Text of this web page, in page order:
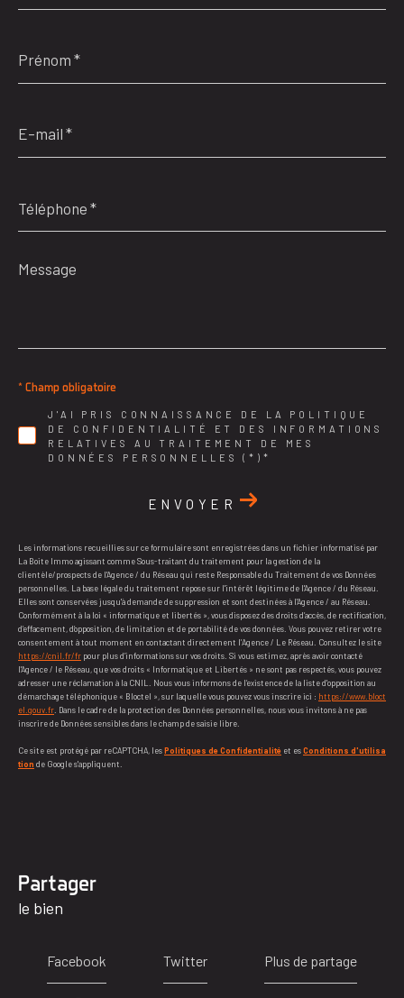
*
mail
*
*
Message
*
J'AI PRIS CONNAISSANCE DE LA POLITIQUE
DE CONFIDENTIALITÉ ET DES INFORMATIONS
RELATIVES AU TRAITEMENT DE MES
DONNÉES PERSONNELLES (*)*
* Champ obligatoire
ENVOYER
Les informations recueillies sur ce formulaire sont enregistrées dans un fichier informatisé par
La Boite Immo agissant comme Sous-traitant du traitement pour la gestion de la
clientèle/prospects de l'Agence / du Réseau qui reste Responsable du Traitement de vos Données
personnelles. La base légale du traitement repose sur l'intérêt légitime de l'Agence / du Réseau.
Elles sont conservées jusqu'à demande de suppression et sont destinées à l'Agence / au Réseau.
Conformément à la loi « informatique et libertés », vous disposez des droits d’accès, de rectification,
d’effacement, d’opposition, de limitation et de portabilité de vos données. Vous pouvez retirer votre
consentement à tout moment en contactant directement l’Agence / Le Réseau. Consultez le site
https://cnil.fr/fr pour plus d’informations sur vos droits. Si vous estimez, après avoir contacté
l'Agence / le Réseau, que vos droits « Informatique et Libertés » ne sont pas respectés, vous pouvez
adresser une réclamation à la CNIL. Nous vous informons de l’existence de la liste d'opposition au
démarchage téléphonique « Bloctel », sur laquelle vous pouvez vous inscrire ici : https://www.bloct
el.gouv.fr . Dans le cadre de la protection des Données personnelles, nous vous invitons à ne pas
inscrire de Données sensibles dans le champ de saisie libre.
Ce site est protégé par reCAPTCHA, lesPolitiques de Confidentialité et esConditions d'utilisa
tion de Google s'appliquent.
partager
le bien
Facebook Twitter Plus de partage